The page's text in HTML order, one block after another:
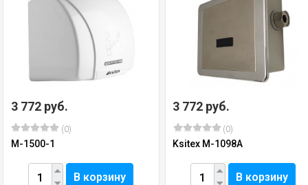
3 772 руб.
(0)
M-1500-1
В корзину
3 772 руб.
(0)
Ksitex M-1098A
В корзину